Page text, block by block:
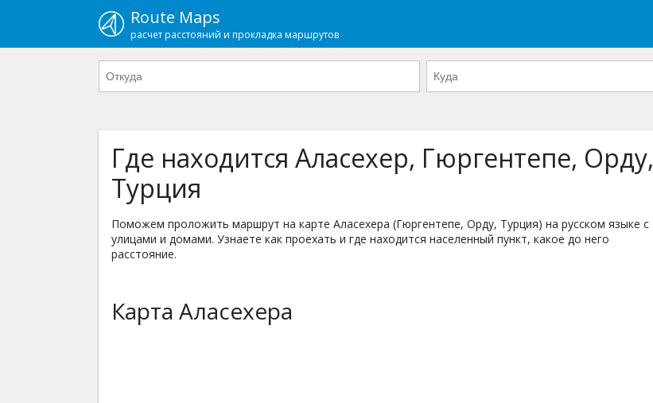
Route Maps
расчет расстояний и прокладка маршрутов
Где находится Аласехер, Гюргентепе, Орду,
Турция
Поможем проложить маршрут на карте Аласехера (Гюргентепе, Орду, Турция) на русском языке с
улицами и домами. Узнаете как проехать и где находится населенный пункт, какое до него
расстояние.
Карта Аласехера